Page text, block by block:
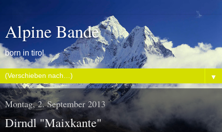
Alpine Bande
born in tirol
▼
Montag, 2. September 2013
Dirndl "Maixkante"